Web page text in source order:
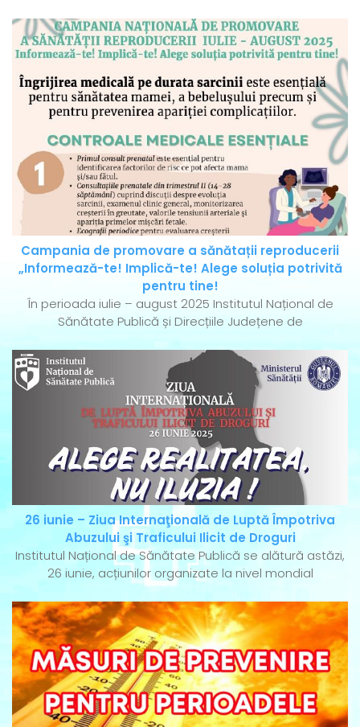
Campania de promovare a sănătații reproducerii
„Informează-te! Implică-te! Alege soluția potrivită
pentru tine!
În perioada iulie – august 2025 Institutul Național de
Sănătate Publică și Direcțiile Județene de
26 iunie – Ziua Internaţională de Luptă Împotriva
Abuzului şi Traficului Ilicit de Droguri
Institutul Național de Sănătate Publică se alătură astăzi,
26 iunie, acțiunilor organizate la nivel mondial